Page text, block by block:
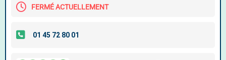
FERMÉ ACTUELLEMENT